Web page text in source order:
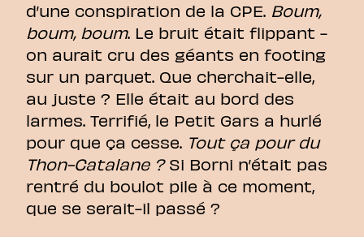
d’une conspiration de la CPE. Boum,
boum, boum. Le bruit était flippant -
on aurait cru des géants en footing
sur un parquet. Que cherchait-elle,
au juste ? Elle était au bord des
larmes. Terrifié, le Petit Gars a hurlé
pour que ça cesse. Tout ça pour du
Thon-Catalane ?Si Borni n’était pas
rentré du boulot pile à ce moment,
que se serait-il passé ?